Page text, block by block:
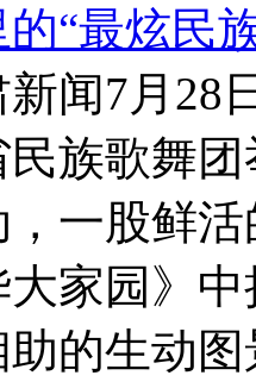
“最炫民
闻7月28
族歌舞
一股鲜
大家园》
的生动